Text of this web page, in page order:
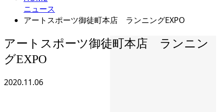
ニュース
アートスポーツ御徒町本店 ランニングEXPO
アートスポーツ御徒町本店 ランニン
グEXPO
2020.11.06